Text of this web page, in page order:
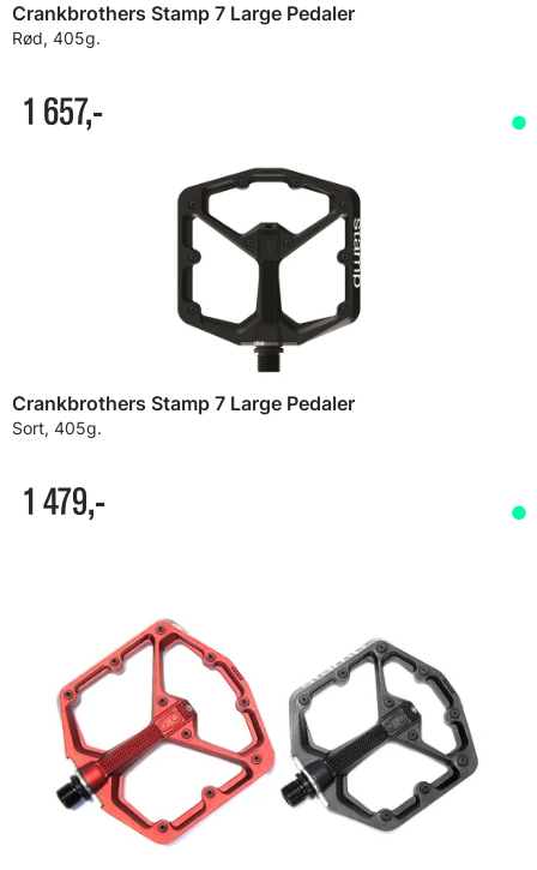
Crankbrothers Stamp 7 Large Pedaler
Rød, 405g.
1 657,-
Crankbrothers Stamp 7 Large Pedaler
Sort, 405g.
1 479,-